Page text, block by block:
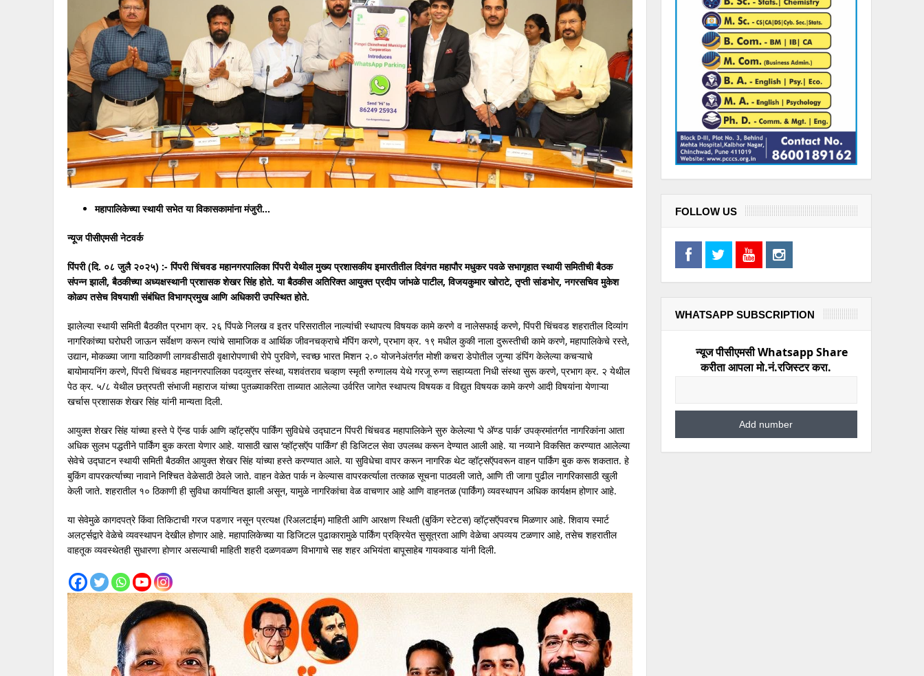
महापालिकेच्या स्थायी सभेत या विकासकामांना मंजुरी…
न्यूज पीसीएमसी नेटवर्क
पिंपरी (दि. ०८ जुलै २०२५) :- पिंपरी चिंचवड महानगरपालिका पिंपरी येथील मुख्य प्रशासकीय इमारतीतील दिवंगत महापौर मधुकर पवळे सभागृहात स्थायी समितीची बैठक
संपन्न झाली, बैठकीच्या अध्यक्षस्थानी प्रशासक शेखर सिंह होते. या बैठकीस अतिरिक्त आयुक्त प्रदीप जांभळे पाटील, विजयकुमार खोराटे, तृप्ती सांडभोर, नगरसचिव मुकेश
कोळप तसेच विषयाशी संबंधित विभागप्रमुख आणि अधिकारी उपस्थित होते.
झालेल्या स्थायी समिती बैठकीत प्रभाग क्र. २६ पिंपळे निलख व इतर परिसरातील नाल्यांची स्थापत्य विषयक कामे करणे व नालेसफाई करणे, पिंपरी चिंचवड शहरातील दिव्यांग
नागरिकांच्या घरोघरी जाऊन सर्वेक्षण करून त्यांचे सामाजिक व आर्थिक जीवनचक्राचे मॅपिंग करणे, प्रभाग क्र. १९ मधील कुकी नाला दुरूस्तीची कामे करणे, महापालिकेचे रस्ते,
उद्यान, मोकळ्या जागा याठिकाणी लागवडीसाठी वृक्षारोपणाची रोपे पुरविणे, स्वच्छ भारत मिशन २.० योजनेअंतर्गत मोशी कचरा डेपोतील जुन्या डंपिंग केलेल्या कचऱ्याचे
बायोमायनिंग करणे, पिंपरी चिंचवड महानगरपालिका पदव्युत्तर संस्था, यशवंतराव चव्हाण स्मृती रुग्णालय येथे गरजू रुग्ण सहाय्यता निधी संस्था सुरू करणे, प्रभाग क्र. २ येथील
पेठ क्र. ५/८ येथील छत्रपती संभाजी महाराज यांच्या पुतळ्याकरिता ताब्यात आलेल्या उर्वरित जागेत स्थापत्य विषयक व विद्युत विषयक कामे करणे आदी विषयांना येणाऱ्या
खर्चास प्रशासक शेखर सिंह यांनी मान्यता दिली.
आयुक्त शेखर सिंह यांच्या हस्ते पे ऍन्ड पार्क आणि व्हॉट्सऍप पार्किंग सुविधेचे उद्घाटन पिंपरी चिंचवड महापालिकेने सुरु केलेल्या ‘पे अ‍ॅण्ड पार्क’ उपक्रमांतर्गत नागरिकांना आता
अधिक सुलभ पद्धतीने पार्किंग बुक करता येणार आहे. यासाठी खास ‘व्हॉट्सऍप पार्किंग’ ही डिजिटल सेवा उपलब्ध करून देण्यात आली आहे. या नव्याने विकसित करण्यात आलेल्या
सेवेचे उद्घाटन स्थायी समिती बैठकीत आयुक्त शेखर सिंह यांच्या हस्ते करण्यात आले. या सुविधेचा वापर करून नागरिक थेट व्हॉट्सऍपवरून वाहन पार्किंग बुक करू शकतात. हे
बुकिंग वापरकर्त्याच्या नावाने निश्चित वेळेसाठी ठेवले जाते. वाहन वेळेत पार्क न केल्यास वापरकर्त्याला तत्काळ सूचना पाठवली जाते, आणि ती जागा पुढील नागरिकासाठी खुली
केली जाते. शहरातील १० ठिकाणी ही सुविधा कार्यान्वित झाली असून, यामुळे नागरिकांचा वेळ वाचणार आहे आणि वाहनतळ (पार्किंग) व्यवस्थापन अधिक कार्यक्षम होणार आहे.
या सेवेमुळे कागदपत्रे किंवा तिकिटाची गरज पडणार नसून प्रत्यक्ष (रिअलटाईम) माहिती आणि आरक्षण स्थिती (बुकिंग स्टेटस) व्हॉट्सऍपवरच मिळणार आहे. शिवाय स्मार्ट
अलर्ट्सद्वारे वेळेचे व्यवस्थापन देखील होणार आहे. महापालिकेच्या या डिजिटल पुढाकारामुळे पार्किंग प्रक्रियेत सुसूत्रता आणि वेळेचा अपव्यय टळणार आहे, तसेच शहरातील
वाहतूक व्यवस्थेतही सुधारणा होणार असल्याची माहिती शहरी दळणवळण विभागाचे सह शहर अभियंता बापूसाहेब गायकवाड यांनी दिली.
FOLLOW US
WHATSAPP SUBSCRIPTION
न्यूज पीसीएमसी Whatsapp Share
करीता आपला मो.नं.रजिस्टर करा.